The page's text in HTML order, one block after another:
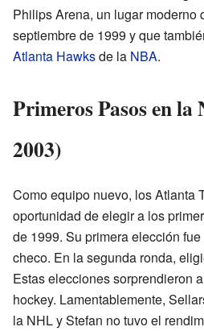
Philips Arena, un lugar moderno
septiembre de 1999 y que
Atlanta Hawksde la NBA.
Primeros Pasos en
2003)
Como equipo nuevo, los Atlanta
oportunidad de elegir a los
de 1999. Su primera elección
checo. En la segunda ronda,
Estas elecciones sorprendieron
hockey. Lamentablemente,
la NHL y Stefan no tuvo el